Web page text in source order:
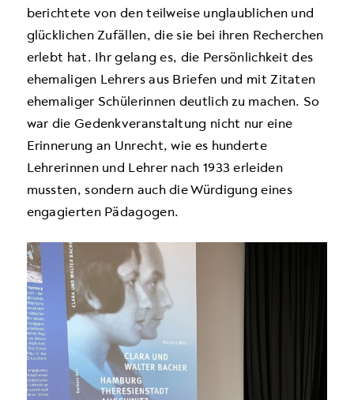
berichtete von den teilweise unglaublichen und
glücklichen Zufällen, die sie bei ihren Recherchen
erlebt hat. Ihr gelang es, die Persönlichkeit des
ehemaligen Lehrers aus Briefen und mit Zitaten
ehemaliger Schülerinnen deutlich zu machen. So
war die Gedenkveranstaltung nicht nur eine
Erinnerung an Unrecht, wie es hunderte
Lehrerinnen und Lehrer nach 1933 erleiden
mussten, sondern auch die Würdigung eines
engagierten Pädagogen.